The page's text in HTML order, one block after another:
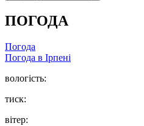
ПОГОДА
Погода
Погода в Ірпені
вологість:
тиск:
вітер: